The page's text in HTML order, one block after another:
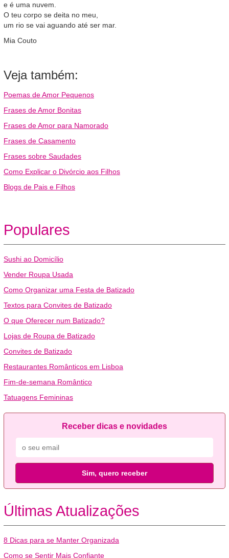
e é uma nuvem.
O teu corpo se deita no meu,
um rio se vai aguando até ser mar.
Mia Couto
Veja também:
Poemas de Amor Pequenos
Frases de Amor Bonitas
Frases de Amor para Namorado
Frases de Casamento
Frases sobre Saudades
Como Explicar o Divórcio aos Filhos
Blogs de Pais e Filhos
Populares
Sushi ao Domicílio
Vender Roupa Usada
Como Organizar uma Festa de Batizado
Textos para Convites de Batizado
O que Oferecer num Batizado?
Lojas de Roupa de Batizado
Convites de Batizado
Restaurantes Românticos em Lisboa
Fim-de-semana Romântico
Tatuagens Femininas
Receber dicas e novidades
Sim, quero receber
Últimas Atualizações
8 Dicas para se Manter Organizada
Como se Sentir Mais Confiante